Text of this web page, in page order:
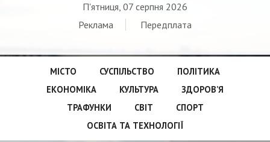
П'ятниця, 07 серпня 2026
Реклама
Передплата
МІСТО СУСПІЛЬСТВО
ПОЛІТИКА
ЕКОНОМІКА
КУЛЬТУРА
ЗДОРОВ’Я
ТРАФУНКИ
СВІТ
СПОРТ
ОСВІТА ТА ТЕХНОЛОГІЇ